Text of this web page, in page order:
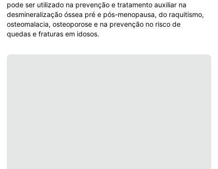
pode ser utilizado na prevenção e tratamento auxiliar na
desmineralização óssea pré e pós-menopausa, do raquitismo,
osteomalacia, osteoporose e na prevenção no risco de
quedas e fraturas em idosos.